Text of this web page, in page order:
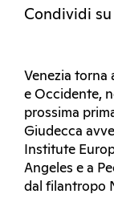
Condividi su
Venezia torna
e Occidente,
prossima
Giudecca
Institute
Angeles e a
dal filantropo